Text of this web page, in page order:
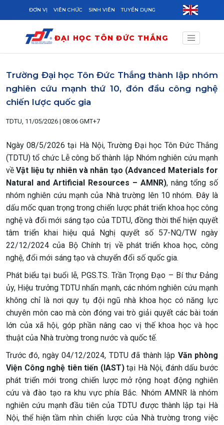
Skip to main content
ĐƠN VỊ VIÊN CHỨC SINH VIÊN TUYỂN DỤNG
ĐẠI HỌC TÔN ĐỨC THẮNG
Trường Đại học Tôn Đức Thắng thành lập nhóm
nghiên cứu mạnh thứ 10, đón đầu công nghệ
chiến lược quốc gia
TDTU, 11/05/2026 | 08:06 GMT+7
Ngày 08/5/2026 tại Hà Nội, Trường Đại học Tôn Đức Thắng
(TDTU) tổ chức Lễ công bố thành lập Nhóm nghiên cứu mạnh
vềVật liệu tự nhiên và nhân tạo (Advanced Materials for
Natural and Artificial Resources – AMNR), nâng tổng số
nhóm nghiên cứu mạnh của Nhà trường lên 10 nhóm. Đây là
dấu mốc quan trọng trong chiến lược phát triển khoa học công
nghệ và đổi mới sáng tạo của TDTU, đồng thời thể hiện quyết
tâm triển khai hiệu quả Nghị quyết số 57-NQ/TW ngày
22/12/2024 của Bộ Chính trị về phát triển khoa học, công
nghệ, đổi mới sáng tạo và chuyển đổi số quốc gia.
Phát biểu tại buổi lễ, PGS.TS. Trần Trọng Đạo – Bí thư Đảng
ủy, Hiệu trưởng TDTU nhấn mạnh, các nhóm nghiên cứu mạnh
không chỉ là nơi quy tụ đội ngũ nhà khoa học có năng lực
chuyên môn cao mà còn đóng vai trò giải quyết các bài toán
lớn của xã hội, góp phần nâng cao vị thế khoa học và học
thuật của Nhà trường trong nước và quốc tế.
Trước đó, ngày 04/12/2024, TDTU đã thành lập Văn phòng
Viện Công nghệ tiên tiến (IAST)tại Hà Nội, đánh dấu bước
phát triển mới trong chiến lược mở rộng hoạt động nghiên
cứu và đào tạo ra khu vực phía Bắc. Nhóm AMNR là nhóm
nghiên cứu mạnh đầu tiên của TDTU được thành lập tại Hà
Nội, thể hiện tầm nhìn chiến lược của Nhà trường trong việc